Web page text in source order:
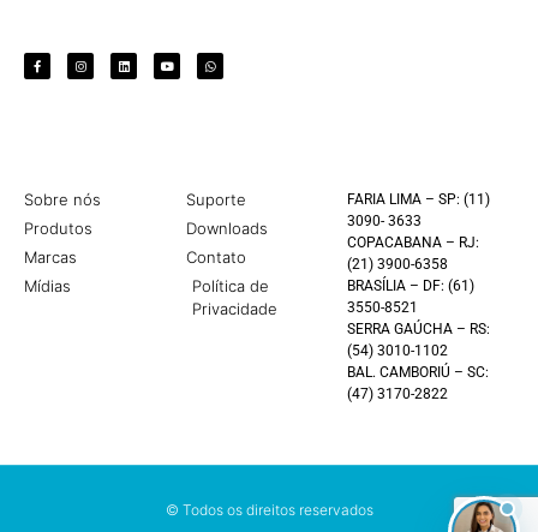
Sobre nós
Produtos
Marcas
Mídias
Suporte
Downloads
Contato
Política de
Privacidade
FARIA LIMA – SP: (11)
3090- 3633
COPACABANA – RJ:
(21) 3900-6358
BRASÍLIA – DF: (61)
3550-8521
SERRA GAÚCHA – RS:
(54) 3010-1102
BAL. CAMBORIÚ – SC:
(47) 3170-2822
© Todos os direitos reservados